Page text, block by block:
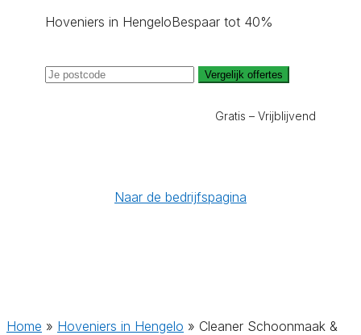
Hoveniers in HengeloBespaar tot 40%
Vergelijk offertes
Gratis – Vrijblijvend
Naar de bedrijfspagina
Home » Hoveniers in Hengelo » Cleaner Schoonmaak &